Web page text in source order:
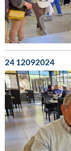
24 12092024